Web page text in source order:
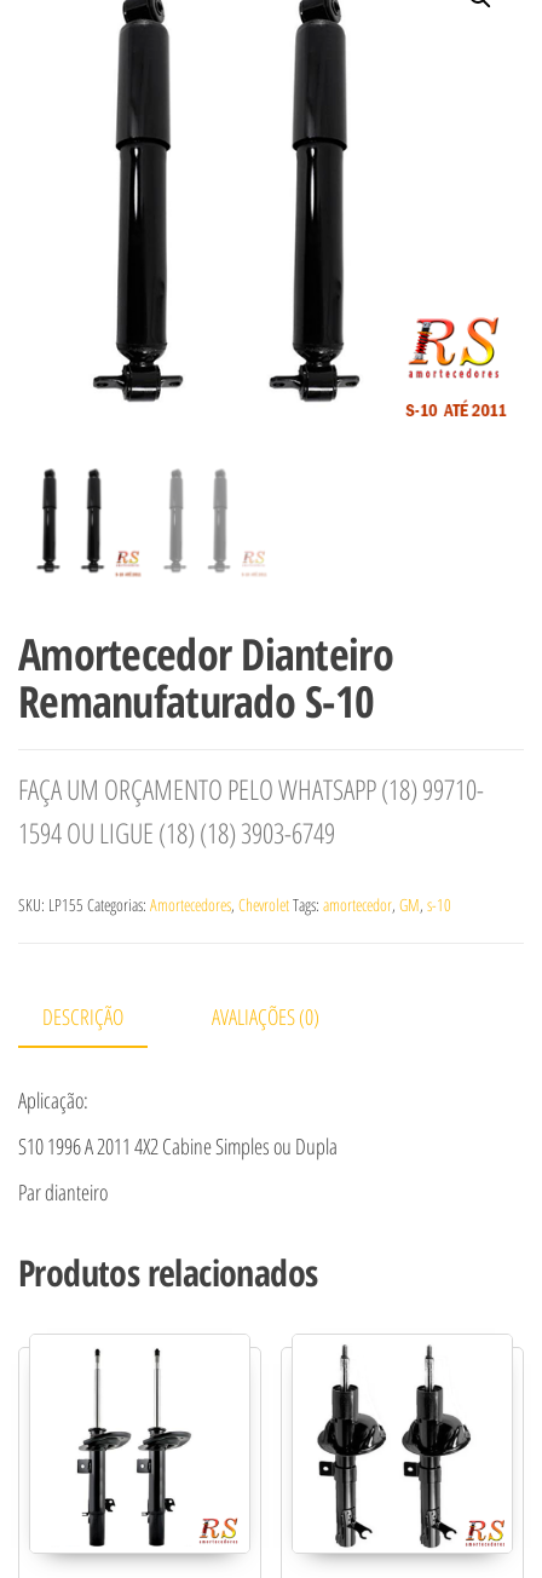
Amortecedor Dianteiro
Remanufaturado S-10
FAÇA UM ORÇAMENTO PELO WHATSAPP (18) 99710-
1594 OU LIGUE (18) (18) 3903-6749
SKU: LP155 Categorias: Amortecedores, ChevroletTags: amortecedor, GM, s-10
DESCRIÇÃO AVALIAÇÕES (0)
Aplicação:
S10 1996 A 2011 4X2 Cabine Simples ou Dupla
Par dianteiro
Produtos relacionados